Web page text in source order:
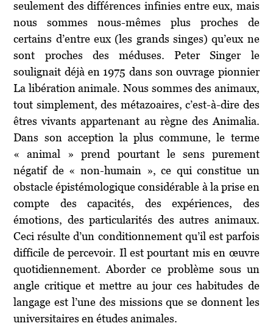
seulement des différences infinies entre eux, mais
nous sommes nous-mêmes plus proches de
certains d’entre eux (les grands singes) qu’eux ne
sont proches des méduses. Peter Singer le
soulignait déjà en 1975 dans son ouvrage pionnier
La libération animale. Nous sommes des animaux,
tout simplement, des métazoaires, c’est-à-dire des
êtres vivants appartenant au règne des Animalia.
Dans son acception la plus commune, le terme
« animal » prend pourtant le sens purement
négatif de « non-humain », ce qui constitue un
obstacle épistémologique considérable à la prise en
compte des capacités, des expériences, des
émotions, des particularités des autres animaux.
Ceci résulte d’un conditionnement qu’il est parfois
difficile de percevoir. Il est pourtant mis en œuvre
quotidiennement. Aborder ce problème sous un
angle critique et mettre au jour ces habitudes de
langage est l’une des missions que se donnent les
universitaires en études animales.